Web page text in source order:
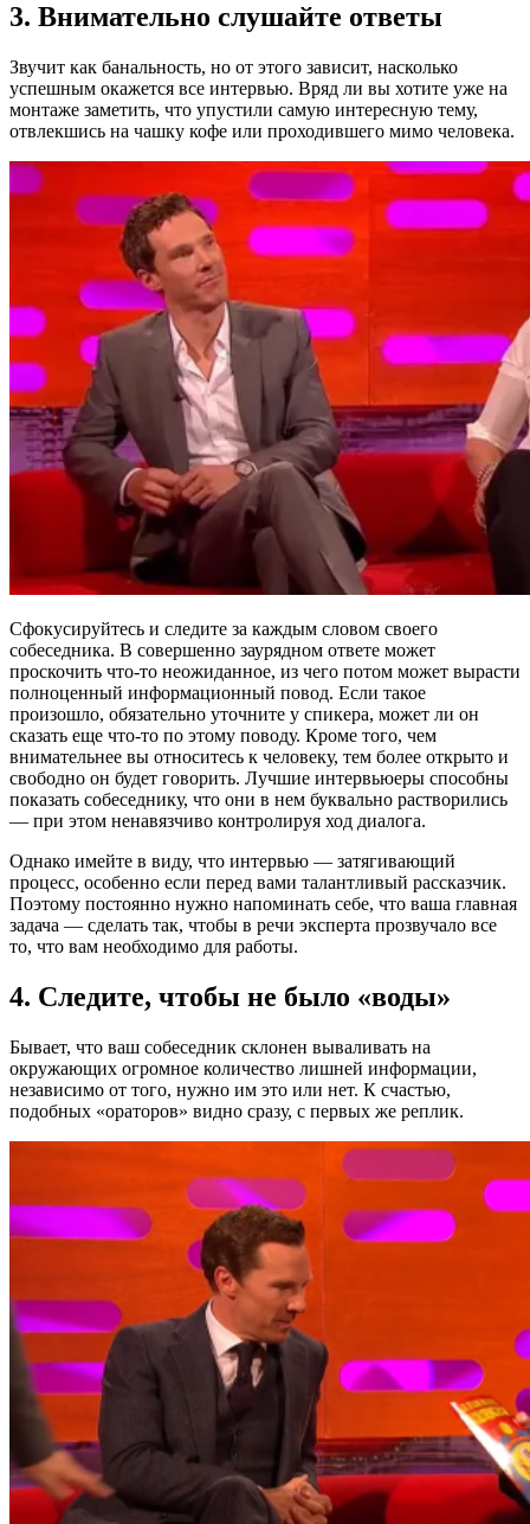
3. Внимательно слушайте ответы
Звучит как банальность, но от этого зависит, насколько
успешным окажется все интервью. Вряд ли вы хотите уже на
монтаже заметить, что упустили самую интересную тему,
отвлекшись на чашку кофе или проходившего мимо человека.
Сфокусируйтесь и следите за каждым словом своего
собеседника. В совершенно заурядном ответе может
проскочить что-то неожиданное, из чего потом может вырасти
полноценный информационный повод. Если такое
произошло, обязательно уточните у спикера, может ли он
сказать еще что-то по этому поводу. Кроме того, чем
внимательнее вы относитесь к человеку, тем более открыто и
свободно он будет говорить. Лучшие интервьюеры способны
показать собеседнику, что они в нем буквально растворились
— при этом ненавязчиво контролируя ход диалога.
Однако имейте в виду, что интервью — затягивающий
процесс, особенно если перед вами талантливый рассказчик.
Поэтому постоянно нужно напоминать себе, что ваша главная
задача — сделать так, чтобы в речи эксперта прозвучало все
то, что вам необходимо для работы.
4. Следите, чтобы не было «воды»
Бывает, что ваш собеседник склонен вываливать на
окружающих огромное количество лишней информации,
независимо от того, нужно им это или нет. К счастью,
подобных «ораторов» видно сразу, с первых же реплик.